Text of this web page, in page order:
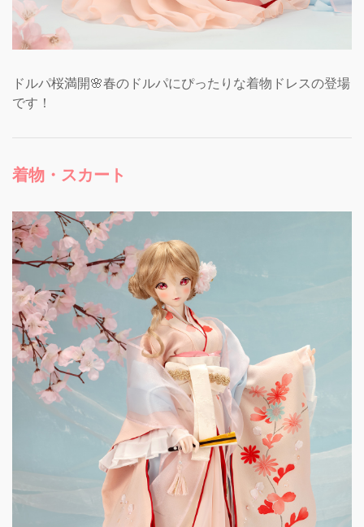
ドルパ桜満開🌸春のドルパにぴったりな着物ドレスの登場
です！
着物・スカート